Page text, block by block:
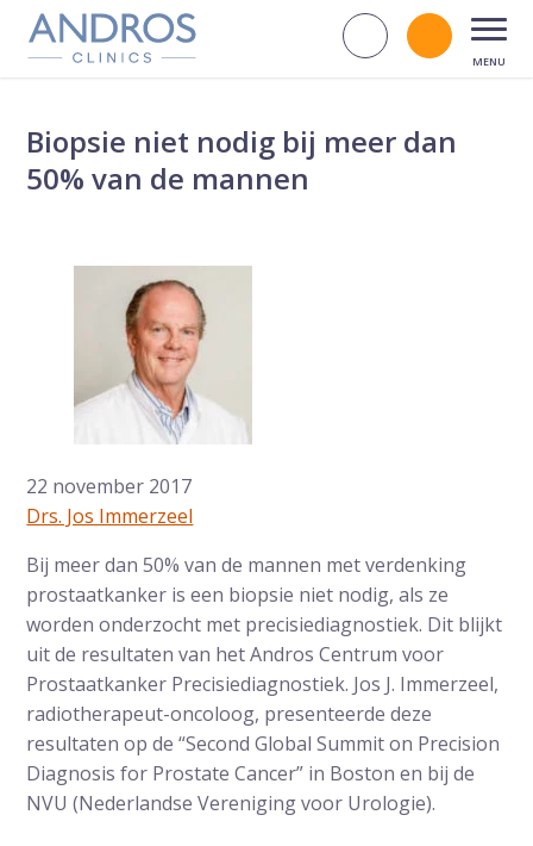
Navigatie overslaan
Zoek op
Bel
Biopsie niet nodig bij meer dan
50% van de mannen
22 november 2017
Drs. Jos Immerzeel
Bij meer dan 50% van de mannen met verdenking
prostaatkanker is een biopsie niet nodig, als ze
worden onderzocht met precisiediagnostiek. Dit blijkt
uit de resultaten van het Andros Centrum voor
Prostaatkanker Precisiediagnostiek. Jos J. Immerzeel,
radiotherapeut-oncoloog, presenteerde deze
resultaten op de “Second Global Summit on Precision
Diagnosis for Prostate Cancer” in Boston en bij de
NVU (Nederlandse Vereniging voor Urologie).